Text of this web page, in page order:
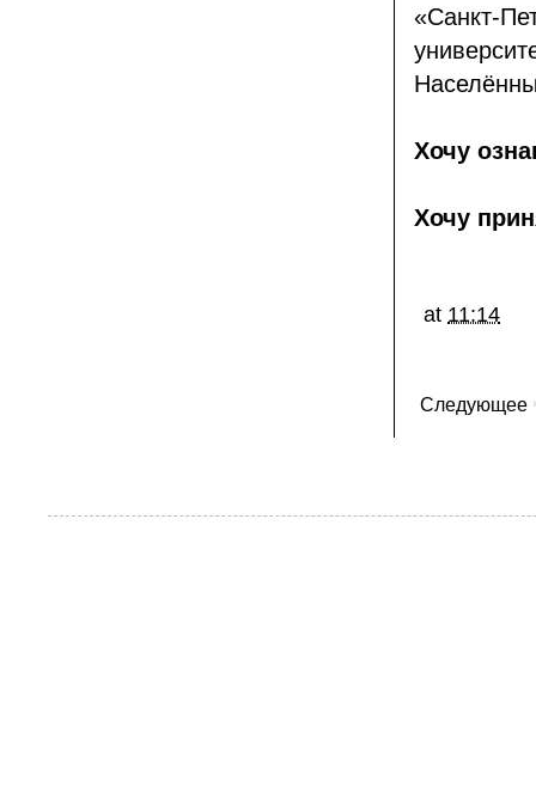
«Санкт-
Хочу
Хочу
at 11:14
Следующее